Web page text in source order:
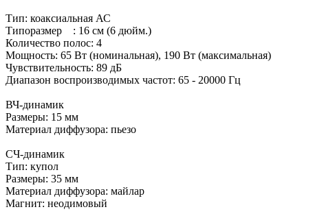
Тип: коаксиальная АС
Типоразмер : 16 см (6 дюйм.)
Количество полос: 4
Мощность: 65 Вт (номинальная), 190 Вт (максимальная)
Чувствительность: 89 дБ
Диапазон воспроизводимых частот: 65 - 20000 Гц
ВЧ-динамик
Размеры: 15 мм
Материал диффузора: пьезо
СЧ-динамик
Тип: купол
Размеры: 35 мм
Материал диффузора: майлар
Магнит: неодимовый